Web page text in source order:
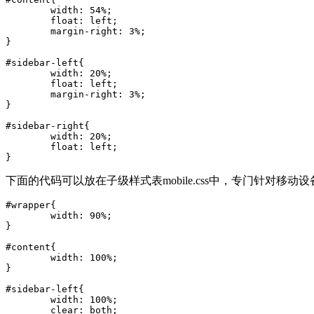
}
#sidebar-left{
}
#sidebar-right{
下面的代码可以放在子级样式表mobile.css中，专门针对移动设
#wrapper{
}
#content{
}
#sidebar-left{